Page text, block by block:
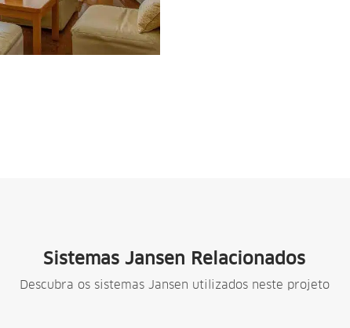
Sistemas Jansen Relacionados
Descubra os sistemas Jansen utilizados neste projeto